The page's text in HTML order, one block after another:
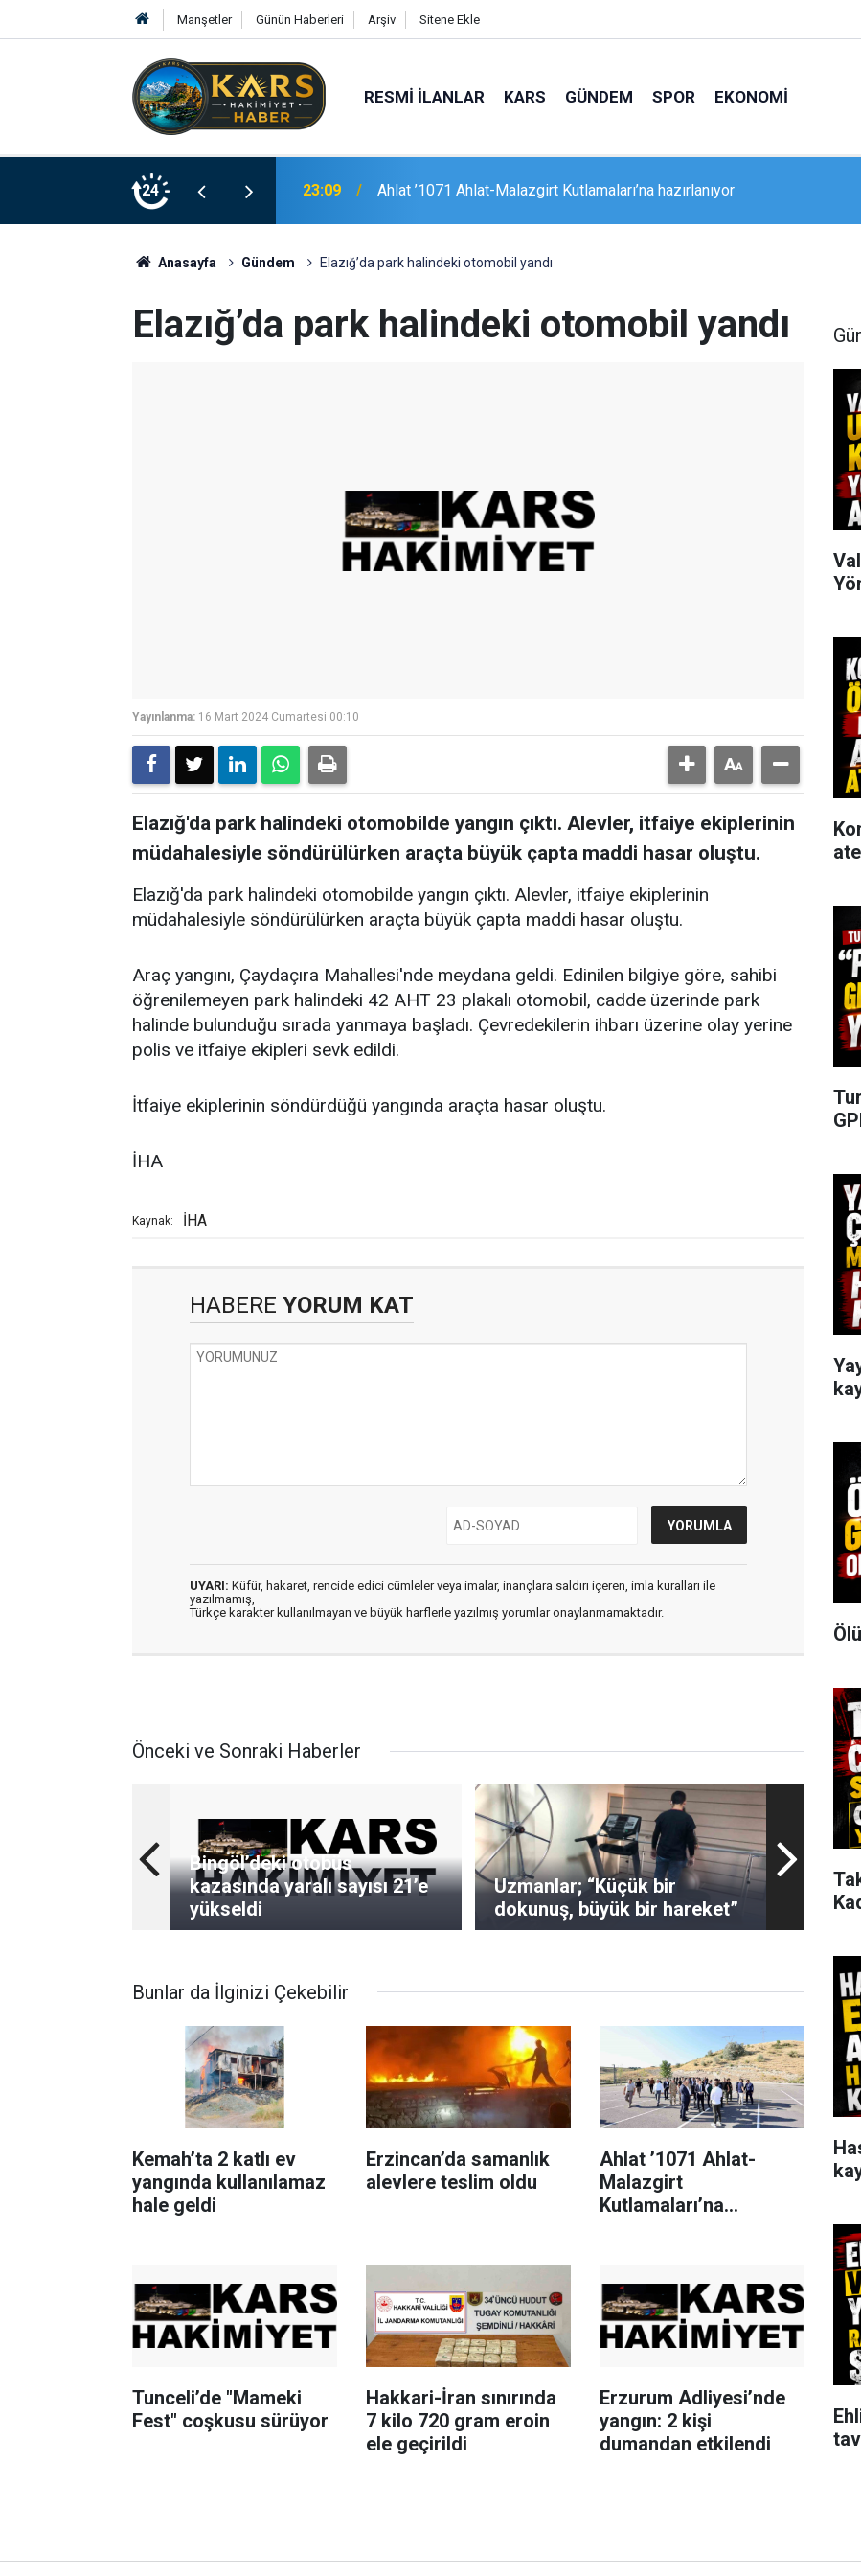
Manşetler Günün Haberleri Arşiv Sitene Ekle
RESMI İLANLAR KARS GÜNDEM SPOR EKONOMI
24
23:09 Ahlat ’1071 Ahlat-Malazgirt Kutlamaları’na hazırlanıyor
22:44 Tunceli’de "Mameki Fest" coşkusu sürüyor
Anasayfa Gündem Elazığ’da park halindeki otomobil yandı
Elazığ’da park halindeki otomobil yandı
Yayınlanma: 16 Mart 2024 Cumartesi 00:10
Elazığ'da park halindeki otomobilde yangın çıktı. Alevler, itfaiye ekiplerinin
müdahalesiyle söndürülürken araçta büyük çapta maddi hasar oluştu.
Elazığ'da park halindeki otomobilde yangın çıktı. Alevler, itfaiye ekiplerinin
müdahalesiyle söndürülürken araçta büyük çapta maddi hasar oluştu.
Araç yangını, Çaydaçıra Mahallesi'nde meydana geldi. Edinilen bilgiye göre, sahibi
öğrenilemeyen park halindeki 42 AHT 23 plakalı otomobil, cadde üzerinde park
halinde bulunduğu sırada yanmaya başladı. Çevredekilerin ihbarı üzerine olay yerine
polis ve itfaiye ekipleri sevk edildi.
İtfaiye ekiplerinin söndürdüğü yangında araçta hasar oluştu.
İHA
Kaynak: İHA
HABERE YORUM KAT
UYARI: Küfür, hakaret, rencide edici cümleler veya imalar, inançlara saldırı içeren, imla kuralları ile
yazılmamış,
Türkçe karakter kullanılmayan ve büyük harflerle yazılmış yorumlar onaylanmamaktadır.
Önceki ve Sonraki Haberler
Bingöl’deki otobüs
kazasında yaralı sayısı 21’e
yükseldi
Uzmanlar; “Küçük bir
dokunuş, büyük bir hareket”
Bunlar da İlginizi Çekebilir
Kemah’ta 2 katlı ev
yangında kullanılamaz
hale geldi
Erzincan’da samanlık
alevlere teslim oldu
Ahlat ’1071 Ahlat-
Malazgirt
Kutlamaları’na
Tunceli’de "Mameki
Fest" coşkusu sürüyor
Hakkari-İran sınırında
7 kilo 720 gram eroin
ele geçirildi
Erzurum Adliyesi’nde
yangın: 2 kişi
dumandan etkilendi